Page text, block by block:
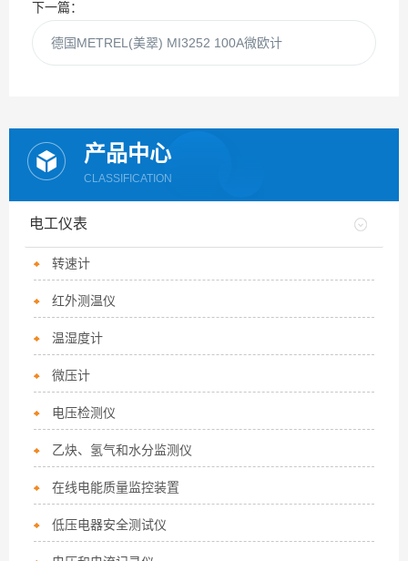
下一篇：
德国METREL(美翠) MI3252 100A微欧计
产品中心
CLASSIFICATION
电工仪表
转速计
红外测温仪
温湿度计
微压计
电压检测仪
乙炔、氢气和水分监测仪
在线电能质量监控装置
低压电器安全测试仪